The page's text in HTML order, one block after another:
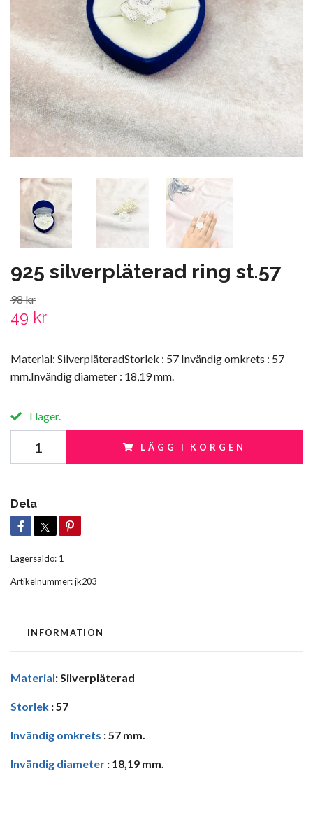
925 silverpläterad ring st.57
98 kr
49 kr
Material: SilverpläteradStorlek : 57 Invändig omkrets : 57
mm.Invändig diameter : 18,19 mm.
I lager.
LÄGG I KORGEN
Dela
Lagersaldo: 1
Artikelnummer:jk203
INFORMATION
Material: Silverpläterad
Storlek : 57
Invändig omkrets : 57 mm.
Invändig diameter : 18,19 mm.